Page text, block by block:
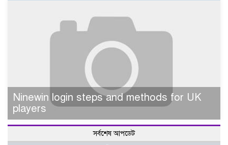
Ninewin login steps and methods for UK
players
সর্বশেষ আপডেট